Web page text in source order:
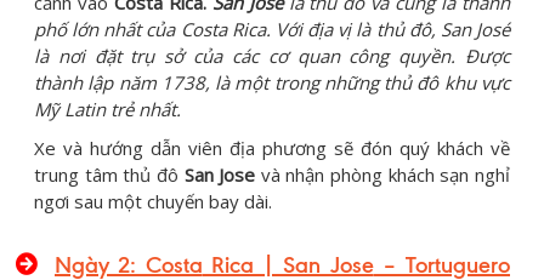
phố lớn nhất của Costa Rica. Với địa vị là thủ đô, San José
là nơi đặt trụ sở của các cơ quan công quyền. Được
thành lập năm 1738, là một trong những thủ đô khu vực
Mỹ Latin trẻ nhất.
Xe và hướng dẫn viên địa phương sẽ đón quý khách về
trung tâm thủ đô San Jose và nhận phòng khách sạn nghỉ
ngơi sau một chuyến bay dài.
Ngày 2: Costa Rica | San Jose– Tortuguero